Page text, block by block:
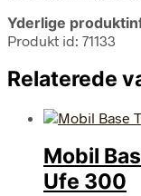
Yderlige
Produkt id: 71133
Relaterede
Mobil
Ufe 300